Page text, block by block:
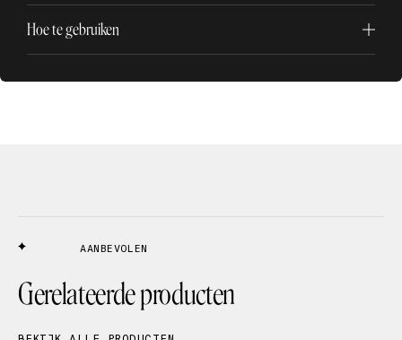
Hoe te gebruiken
AANBEVOLEN
Gerelateerde producten